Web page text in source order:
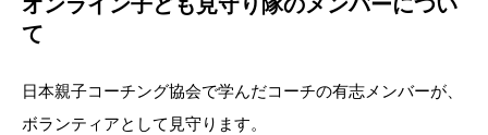
て
日本親子コーチング協会で学んだコーチの有志メンバーが、
ボランティアとして見守ります。